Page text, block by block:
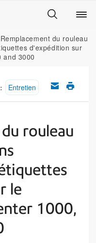
Remplacement du rouleau
d'expédition sur
and 3000
Entretien
rouleau
le
1000,